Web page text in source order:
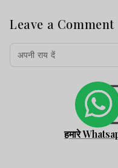
Leave a Comment
हमारे